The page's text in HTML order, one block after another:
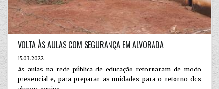
VOLTA ÀS AULAS COM SEGURANÇA EM ALVORADA
15.03.2022
As aulas na rede pública de educação retornaram de modo
presencial e, para preparar as unidades para o retorno dos